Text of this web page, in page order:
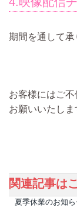
期間を通して承
お客様にはご
お願いいたしま
関連記事は
夏季休業のお知